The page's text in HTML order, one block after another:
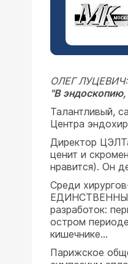
ОЛЕГ ЛУЦЕВИЧ:
"В
Талантливый,
Центра
Директор
ценит и
нравится). Он
Среди
разработок:
остром
кишечнике...
Парижское